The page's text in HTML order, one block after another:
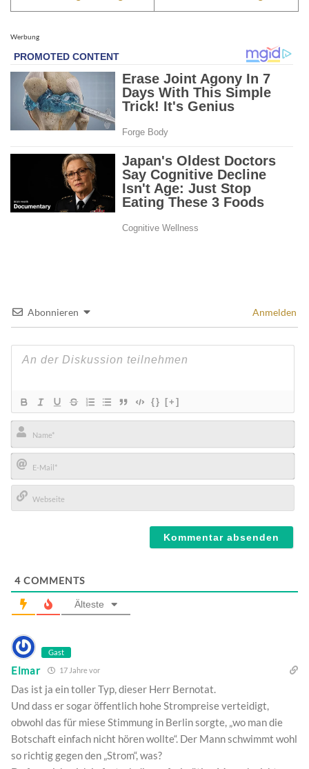
Werbung
Abonnieren Anmelden
{} [+]
Name*
E-
Mail*
4 COMMENTS
Älteste
Gast
Elmar 17 Jahre vor
Das ist ja ein toller Typ, dieser Herr Bernotat.
Und dass er sogar öffentlich hohe Strompreise verteidigt,
obwohl das für miese Stimmung in Berlin sorgte, „wo man die
Botschaft einfach nicht hören wollte“. Der Mann schwimmt wohl
so richtig gegen den „Strom“, was?